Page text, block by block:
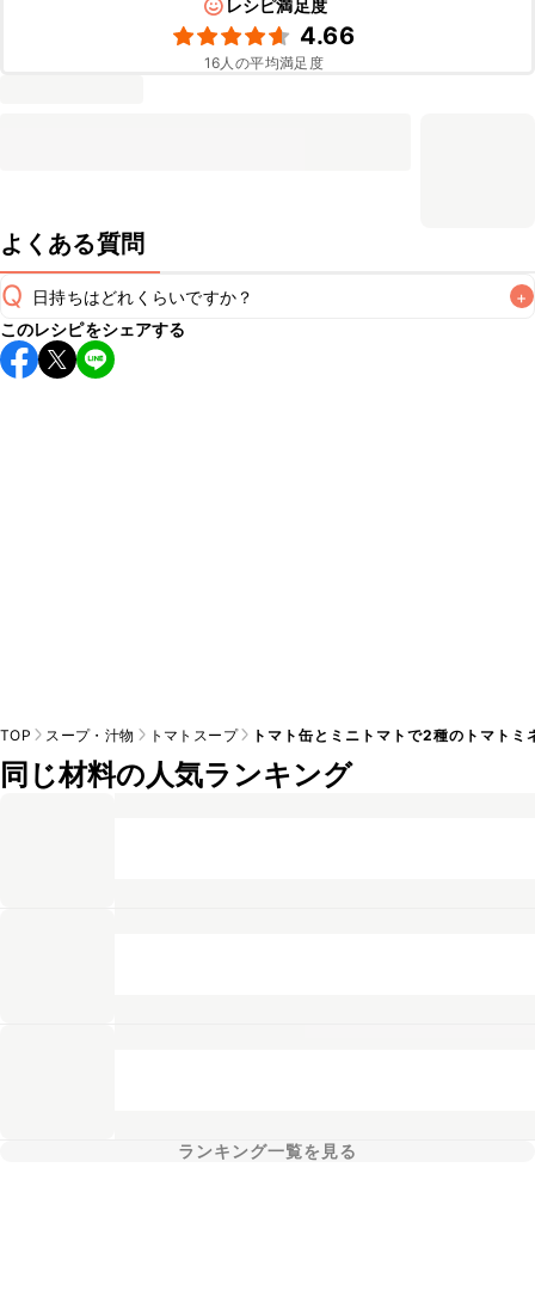
レシピ満足度
4.66
16人の平均満足度
よくある質問
Q 日持ちはどれくらいですか？ +
保存期間は冷蔵で翌日中が目安です。なるべくお早めにお召
し上がりください。
このレシピをシェアする
TOP スープ・汁物 トマトスープ トマト缶とミニトマトで2種のトマトミ
同じ材料の人気ランキング
ランキング一覧を見る